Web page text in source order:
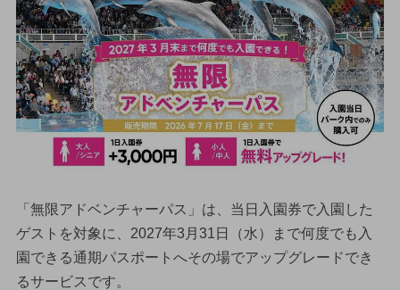
「無限アドベンチャーパス」は、当日入園券で入園した
ゲストを対象に、2027年3月31日（水）まで何度でも入
園できる通期パスポートへその場でアップグレードでき
るサービスです。